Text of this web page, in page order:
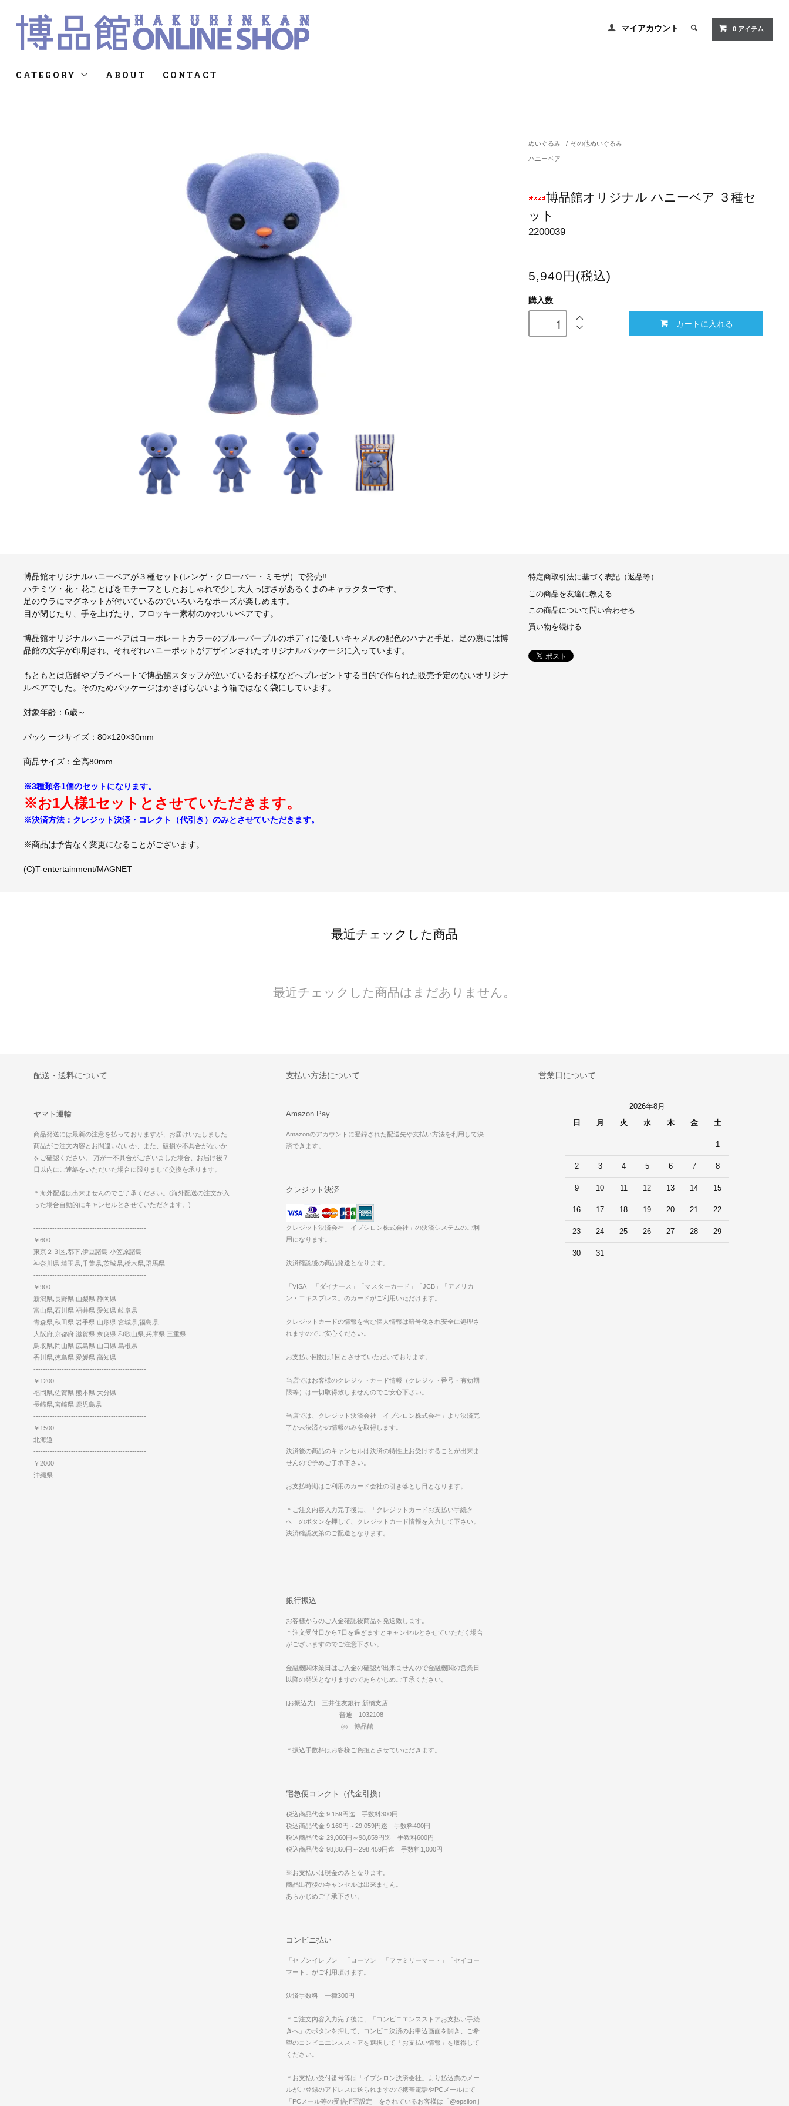
マイアカウント 0 アイテム
CATEGORY ABOUT CONTACT
ぬいぐるみ / その他ぬいぐるみ
ハニーベア
博品館オリジナル ハニーベア ３種セ
ット
2200039
5,940円(税込)
購入数
カートに入れる
博品館オリジナルハニーベアが３種セット(レンゲ・クローバー・ミモザ）で発売!!
ハチミツ・花・花ことばをモチーフとしたおしゃれで少し大人っぽさがあるくまのキャラクターです。
足のウラにマグネットが付いているのでいろいろなポーズが楽しめます。
目が閉じたり、手を上げたり、フロッキー素材のかわいいベアです。
博品館オリジナルハニーベアはコーポレートカラーのブルーパープルのボディに優しいキャメルの配色のハナと手足、足の裏には博
品館の文字が印刷され、それぞれハニーポットがデザインされたオリジナルパッケージに入っています。
もともとは店舗やプライベートで博品館スタッフが泣いているお子様などへプレゼントする目的で作られた販売予定のないオリジナ
ルベアでした。そのためパッケージはかさばらないよう箱ではなく袋にしています。
対象年齢：6歳～
パッケージサイズ：80×120×30mm
商品サイズ：全高80mm
※3種類各1個のセットになります。
※お1人様1セットとさせていただきます。
※決済方法：クレジット決済・コレクト（代引き）のみとさせていただきます。
※商品は予告なく変更になることがございます。
(C)T-entertainment/MAGNET
特定商取引法に基づく表記（返品等）
この商品を友達に教える
この商品について問い合わせる
買い物を続ける
最近チェックした商品
最近チェックした商品はまだありません。
配送・送料について
ヤマト運輸
商品発送には最新の注意を払っておりますが、お届けいたしました
商品がご注文内容とお間違いないか、また、破損や不具合がないか
をご確認ください。 万が一不具合がございました場合、お届け後７
日以内にご連絡をいただいた場合に限りまして交換を承ります。
＊海外配送は出来ませんのでご了承ください。(海外配送の注文が入
った場合自動的にキャンセルとさせていただきます。)
------------------------------------------------
￥600
東京２３区,都下,伊豆諸島,小笠原諸島
神奈川県,埼玉県,千葉県,茨城県,栃木県,群馬県
------------------------------------------------
￥900
新潟県,長野県,山梨県,静岡県
富山県,石川県,福井県,愛知県,岐阜県
青森県,秋田県,岩手県,山形県,宮城県,福島県
大阪府,京都府,滋賀県,奈良県,和歌山県,兵庫県,三重県
鳥取県,岡山県,広島県,山口県,島根県
香川県,徳島県,愛媛県,高知県
------------------------------------------------
￥1200
福岡県,佐賀県,熊本県,大分県
長崎県,宮崎県,鹿児島県
------------------------------------------------
￥1500
北海道
------------------------------------------------
￥2000
沖縄県
------------------------------------------------
支払い方法について
Amazon Pay
Amazonのアカウントに登録された配送先や支払い方法を利用して決
済できます。
クレジット決済
クレジット決済会社「イプシロン株式会社」の決済システムのご利
用になります。
決済確認後の商品発送となります。
「VISA」「ダイナース」「マスターカード」「JCB」「アメリカ
ン・エキスプレス」のカードがご利用いただけます。
クレジットカードの情報を含む個人情報は暗号化され安全に処理さ
れますのでご安心ください。
お支払い回数は1回とさせていただいております。
当店ではお客様のクレジットカード情報（クレジット番号・有効期
限等）は一切取得致しませんのでご安心下さい。
当店では、クレジット決済会社「イプシロン株式会社」より決済完
了か未決済かの情報のみを取得します。
決済後の商品のキャンセルは決済の特性上お受けすることが出来ま
せんので予めご了承下さい。
お支払時期はご利用のカード会社の引き落とし日となります。
＊ご注文内容入力完了後に、「クレジットカードお支払い手続き
へ」のボタンを押して、クレジットカード情報を入力して下さい。
決済確認次第のご配送となります。
銀行振込
お客様からのご入金確認後商品を発送致します。
＊注文受付日から7日を過ぎますとキャンセルとさせていただく場合
がございますのでご注意下さい。
金融機関休業日はご入金の確認が出来ませんので金融機関の営業日
以降の発送となりますのであらかじめご了承ください。
[お振込先] 三井住友銀行 新橋支店
普通 1032108
㈱ 博品館
＊振込手数料はお客様ご負担とさせていただきます。
宅急便コレクト（代金引換）
税込商品代金 9,159円迄 手数料300円
税込商品代金 9,160円～29,059円迄 手数料400円
税込商品代金 29,060円～98,859円迄 手数料600円
税込商品代金 98,860円～298,459円迄 手数料1,000円
※お支払いは現金のみとなります。
商品出荷後のキャンセルは出来ません。
あらかじめご了承下さい。
コンビニ払い
「セブンイレブン」「ローソン」「ファミリーマート」「セイコー
マート」がご利用頂けます。
決済手数料 一律300円
＊ご注文内容入力完了後に、「コンビニエンスストアお支払い手続
きへ」のボタンを押して、コンビニ決済のお申込画面を開き、ご希
望のコンビニエンスストアを選択して「お支払い情報」を取得して
ください。
＊お支払い受付番号等は「イプシロン決済会社」より払込票のメー
ルがご登録のアドレスに送られますので携帯電話やPCメールにて
「PCメール等の受信拒否設定」をされているお客様は「@epsilon.j
営業日について
2026年8月
日
月 火 水 木 金 土
1
2 3 4 5 6 7 8
9 10 11 12 13 14 15
16 17 18 19 20 21 22
23 24 25 26 27 28 29
30 31